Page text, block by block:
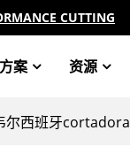
CUTTING
案 资源
尔西班牙